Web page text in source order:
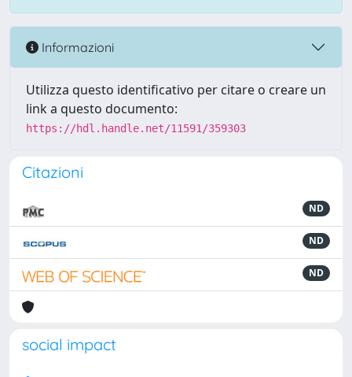
Informazioni
Utilizza questo identificativo per citare o creare un
link a questo documento:
https://hdl.handle.net/11591/359303
Citazioni
ND
ND
ND
social impact